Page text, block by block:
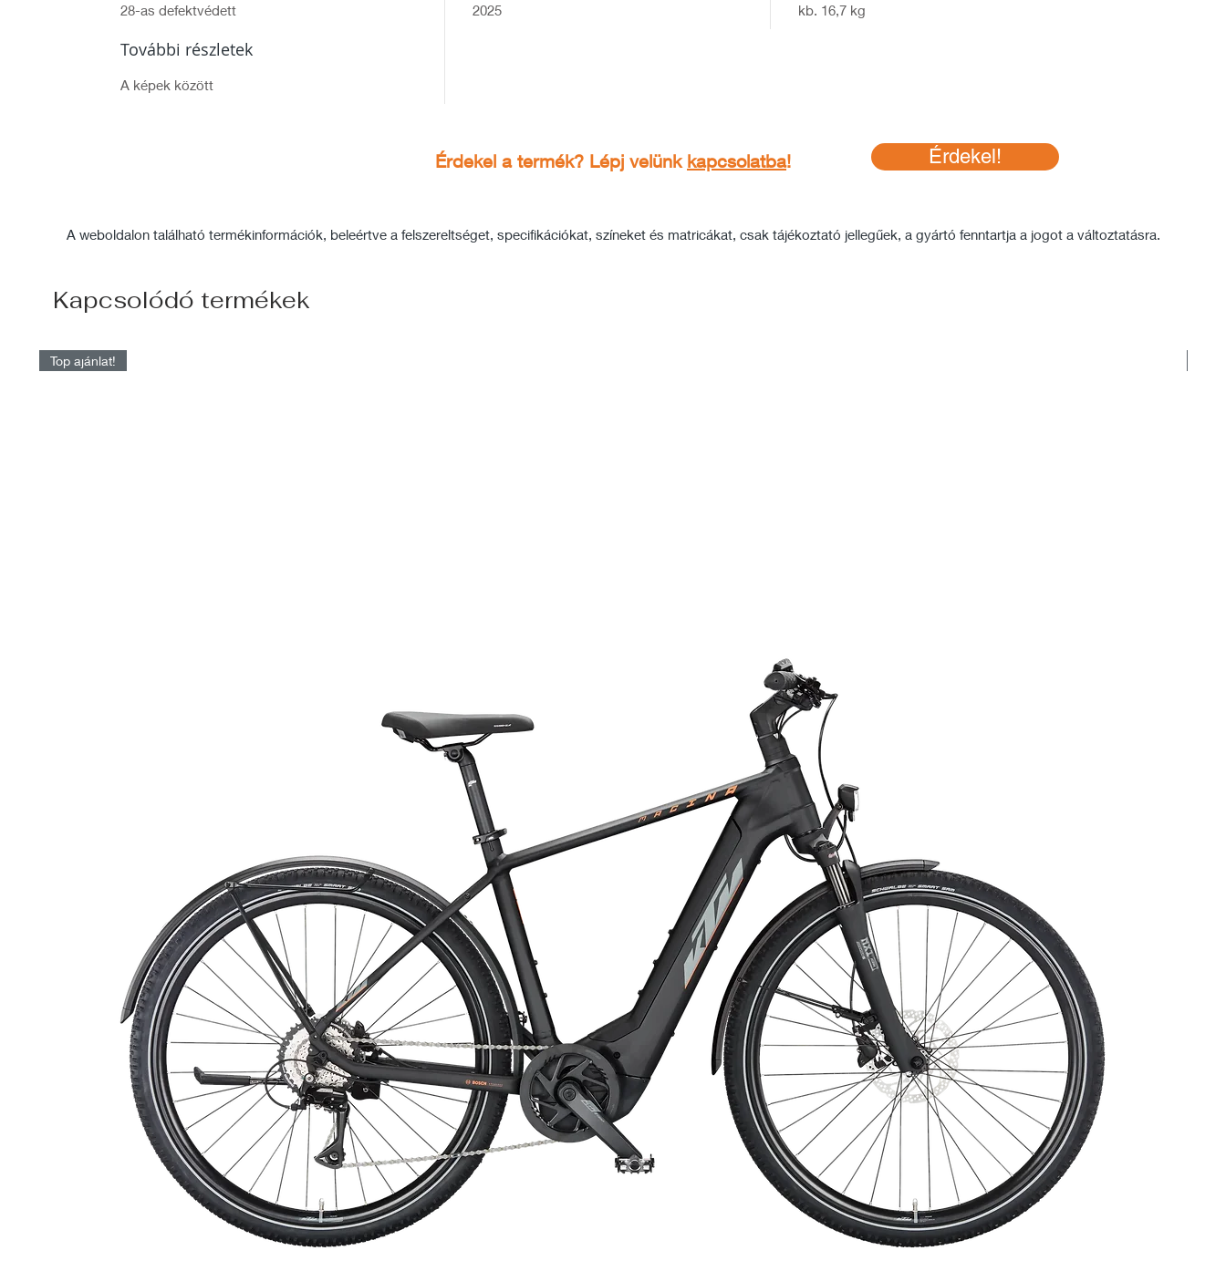
28-as defektvédett 2025 kb. 16,7 kg
További részletek
A képek között
Érdekel a termék? Lépj velünk kapcsolatba! Érdekel!
A weboldalon található termékinformációk, beleértve a felszereltséget, specifikációkat, színeket és matricákat, csak tájékoztató jellegűek, a gyártó fenntartja a jogot a változtatásra.
Kapcsolódó termékek
Top ajánlat!